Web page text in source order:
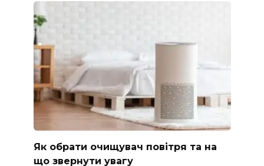
Як обрати очищувач повітря та на
що звернути увагу